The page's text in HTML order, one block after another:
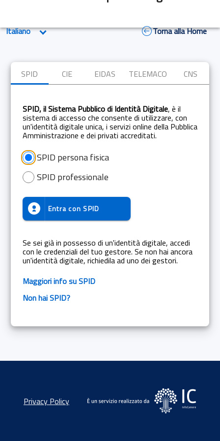
Torna alla Home
SPID CIE EIDAS TELEMACO CNS
SPID, il Sistema Pubblico di Identità Digitale, è il
sistema di accesso che consente di utilizzare, con
un'identità digitale unica, i servizi online della Pubblica
Amministrazione e dei privati accreditati.
SPID persona fisica
SPID professionale
Entra con SPID
Se sei già in possesso di un'identità digitale, accedi
con le credenziali del tuo gestore. Se non hai ancora
un'identità digitale, richiedila ad uno dei gestori.
Maggiori info su SPID
Non hai SPID?
Privacy Policy